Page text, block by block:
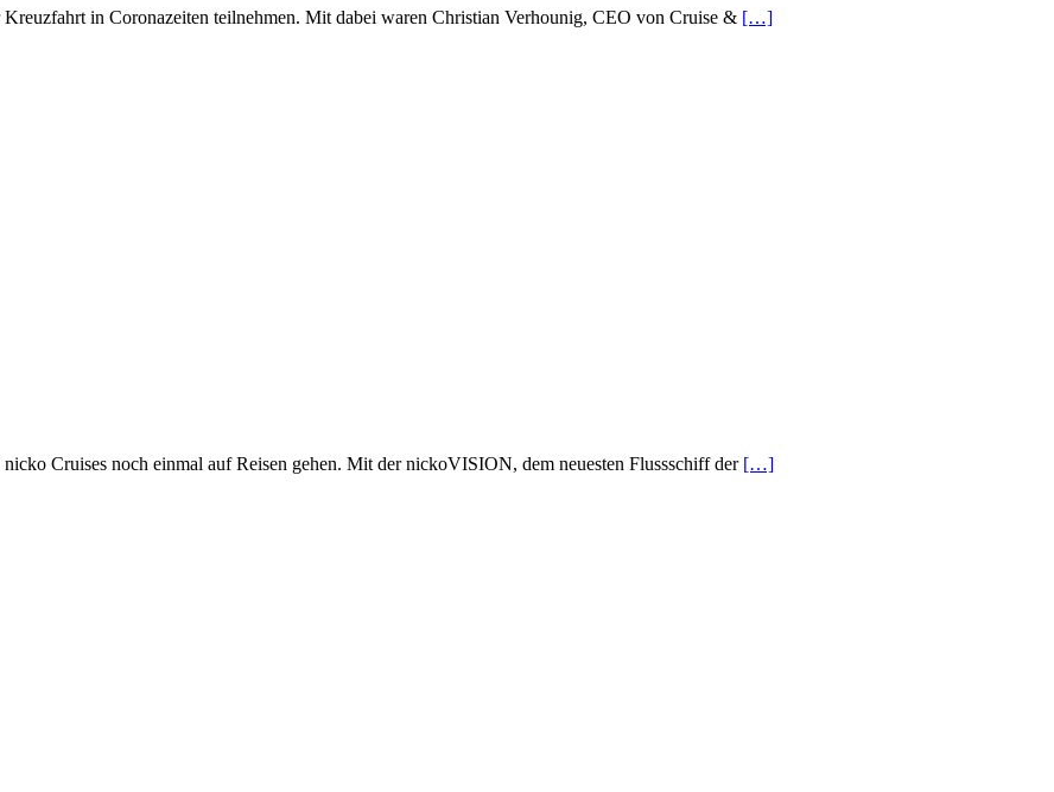
in Coronazeiten teilnehmen. Mit dabei waren Christian Verhounig, CEO von Cruise & […]
Cruises noch einmal auf Reisen gehen. Mit der nickoVISION, dem neuesten Flussschiff der […]